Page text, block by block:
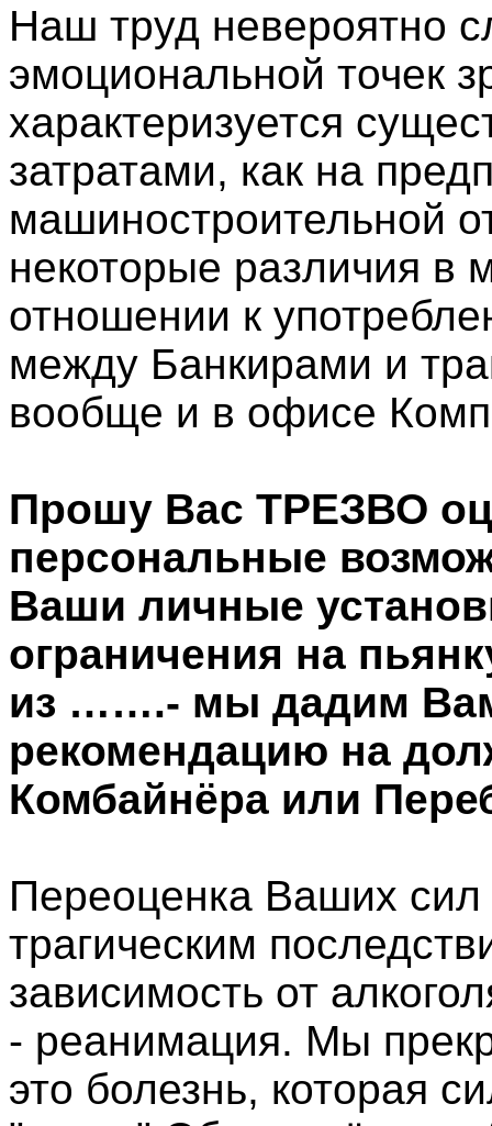
Наш труд невероятно
эмоциональной точек
характеризуется
затратами, как на
машиностроительной
некоторые различия в
отношении к
между Банкирами и
вообще и в офисе
Прошу Вас ТРЕЗВО
персональные
Ваши личные
ограничения на
из …….- мы дадим
рекомендацию на
Комбайнёра или
Переоценка Ваших сил
трагическим
зависимость от
- реанимация. Мы
это болезнь, которая